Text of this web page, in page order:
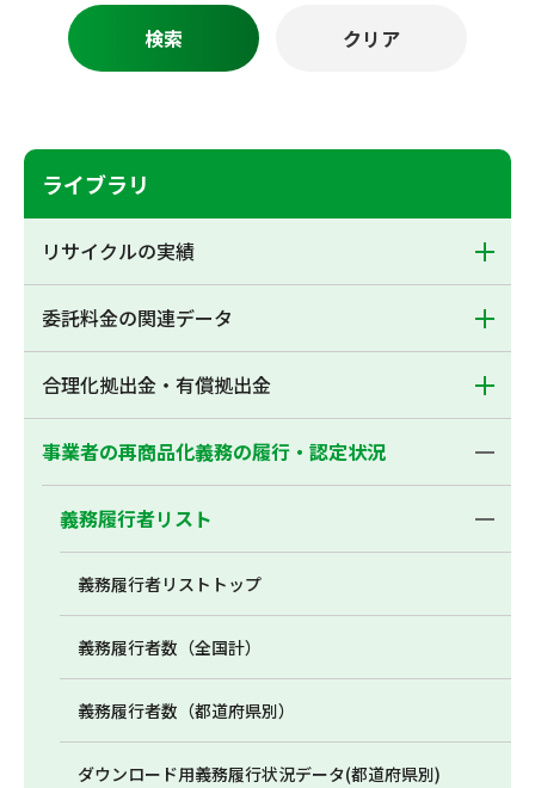
ライブラリ
リサイクルの実績
委託料金の関連データ
合理化拠出金・有償拠出金
事業者の再商品化義務の履行・認定状況
義務履行者リスト
義務履行者リストトップ
義務履行者数（全国計）
義務履行者数（都道府県別）
ダウンロード用義務履行状況データ(都道府県別)